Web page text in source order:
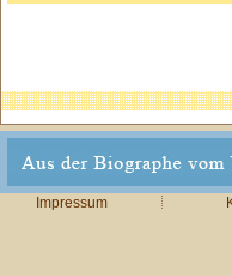
Impressum